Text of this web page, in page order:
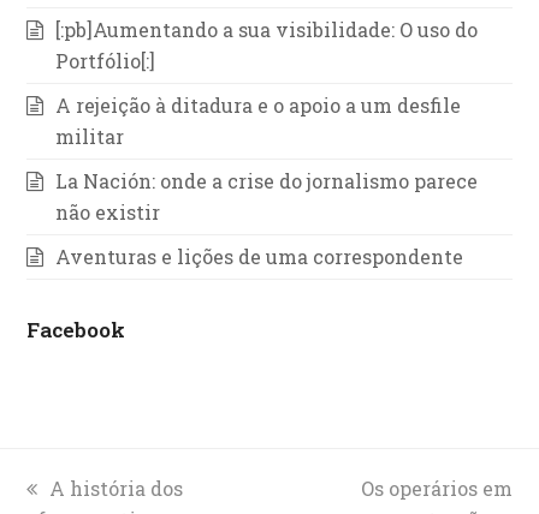
[:pb]Aumentando a sua visibilidade: O uso do
Portfólio[:]
A rejeição à ditadura e o apoio a um desfile
militar
La Nación: onde a crise do jornalismo parece
não existir
Aventuras e lições de uma correspondente
Facebook
previous
A história dos
next
Os operários em